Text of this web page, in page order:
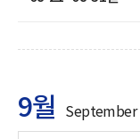
9월 September